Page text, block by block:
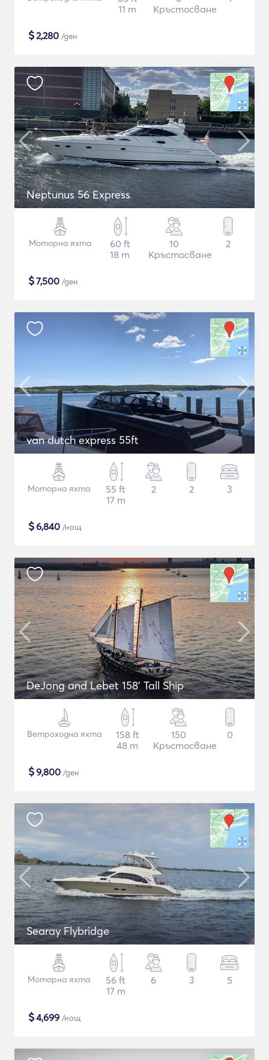
11 m
Кръстосване
$2,280 /ден
Neptunus 56 Express
Моторна яхта
60 ft
18 m
10
Кръстосване
2
$7,500 /ден
van dutch express 55ft
Моторна яхта
55 ft
17 m
2 2 3
$6,840 /нощ
DeJong and Lebet 158' Tall Ship
Ветроходна яхта
158 ft
48 m
150
Кръстосване
0
$9,800 /ден
Searay Flybridge
Моторна яхта
56 ft
17 m
6 3 5
$4,699 /нощ